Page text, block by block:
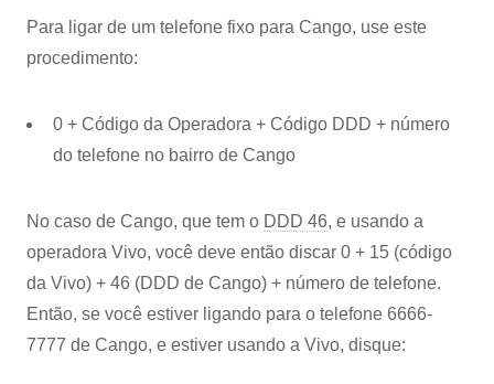
Para ligar de um telefone fixo para Cango, use este
procedimento:
0 + Código da Operadora + Código DDD + número
do telefone no bairro de Cango
No caso de Cango, que tem o DDD 46, e usando a
operadora Vivo, você deve então discar 0 + 15 (código
da Vivo) + 46 (DDD de Cango) + número de telefone.
Então, se você estiver ligando para o telefone 6666-
7777 de Cango, e estiver usando a Vivo, disque: